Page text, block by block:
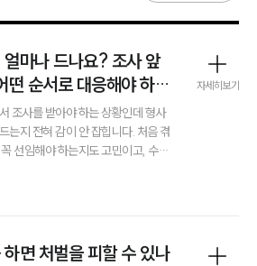
마나 드나요? 조사 앞
떤 순서로 대응해야 하는
.
조사를 받아야 하는 상황인데 형사
전혀 감이 안 잡힙니다. 처음 겪
선임해야 하는지도 고민이고, 수사
서로 준비
자세히보기
면 처벌을 피할 수 있나